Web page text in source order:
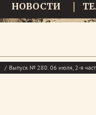
НОВОСТИ
Выпуск № 280. 06 июля, 2-я